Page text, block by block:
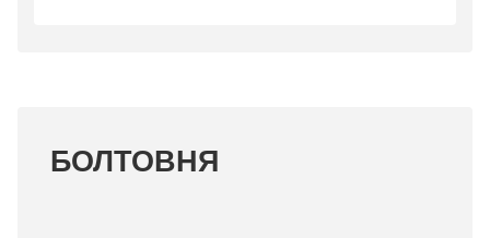
БОЛТОВНЯ